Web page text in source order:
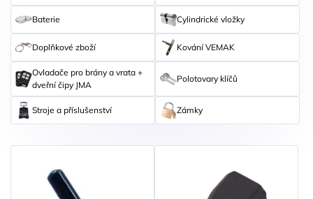
Baterie Cylindrické vložky
Doplňkové zboží Kování VEMAK
Ovladače pro brány a vrata +
dveřní čipy JMA
Polotovary klíčů
Stroje a příslušenství Zámky